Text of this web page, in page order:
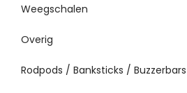
Weegschalen
Overig
Rodpods / Banksticks / Buzzerbars